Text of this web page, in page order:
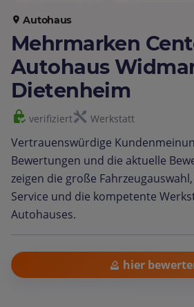
Autohaus
Mehrmarken
Autohaus
Dietenheim
verifiziert Werkstatt
Vertrauenswürdige
Bewertungen und die aktuelle
zeigen die große
Service und die kompetente
Autohauses.
hier